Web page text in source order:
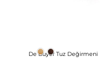
De Buyer Tuz Değirmeni